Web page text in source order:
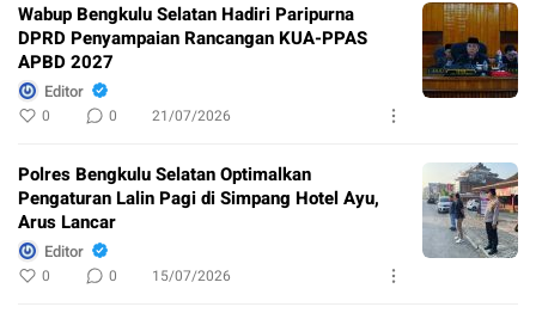
Wabup Bengkulu Selatan Hadiri Paripurna
DPRD Penyampaian Rancangan KUA-PPAS
APBD 2027
Editor
0 0 21/07/2026
Polres Bengkulu Selatan Optimalkan
Pengaturan Lalin Pagi di Simpang Hotel Ayu,
Arus Lancar
Editor
0 0 15/07/2026